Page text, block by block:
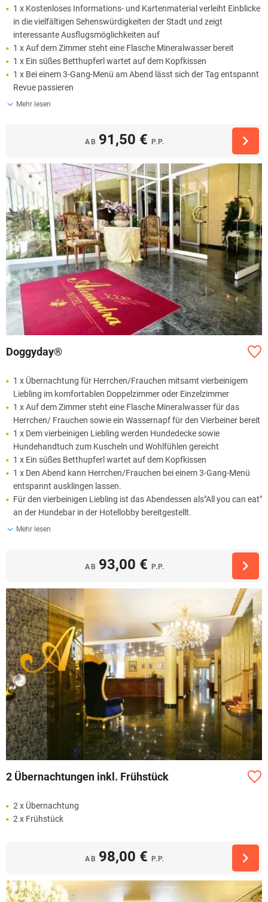
1 x Kostenloses Informations- und Kartenmaterial verleiht Einblicke
in die vielfältigen Sehenswürdigkeiten der Stadt und zeigt
interessante Ausflugsmöglichkeiten auf
1 x Auf dem Zimmer steht eine Flasche Mineralwasser bereit
1 x Ein süßes Betthupferl wartet auf dem Kopfkissen
1 x Bei einem 3-Gang-Menü am Abend lässt sich der Tag entspannt
Revue passieren
Mehr lesen
AB 91,50 € P.P.
Doggyday®
1 x Übernachtung für Herrchen/Frauchen mitsamt vierbeinigem
Liebling im komfortablen Doppelzimmer oder Einzelzimmer
1 x Auf dem Zimmer steht eine Flasche Mineralwasser für das
Herrchen/ Frauchen sowie ein Wassernapf für den Vierbeiner bereit
1 x Dem vierbeinigen Liebling werden Hundedecke sowie
Hundehandtuch zum Kuscheln und Wohlfühlen gereicht
1 x Ein süßes Betthupferl wartet auf dem Kopfkissen
1 x Den Abend kann Herrchen/Frauchen bei einem 3-Gang-Menü
entspannt ausklingen lassen.
Für den vierbeinigen Liebling ist das Abendessen als"All you can eat"
an der Hundebar in der Hotellobby bereitgestellt.
Mehr lesen
AB 93,00 € P.P.
2 Übernachtungen inkl. Frühstück
2 x Übernachtung
2 x Frühstück
AB 98,00 € P.P.